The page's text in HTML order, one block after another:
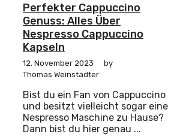
Perfekter Cappuccino
Genuss: Alles Über
Nespresso Cappuccino
Kapseln
12. November 2023
by
Thomas Weinstädter
Bist du ein Fan von Cappuccino
und besitzt vielleicht sogar eine
Nespresso Maschine zu Hause?
Dann bist du hier genau ...